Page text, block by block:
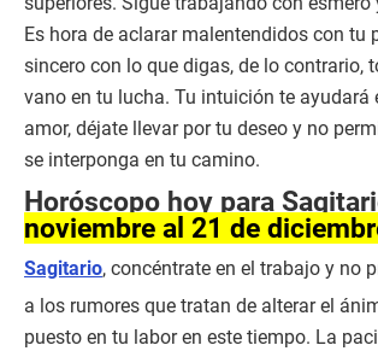
Es hora de aclarar malentendidos con tu
sincero con lo que digas, de lo contrario,
vano en tu lucha. Tu intuición te ayudará
amor, déjate llevar por tu deseo y no
se interponga en tu camino.
Horóscopo hoy para
noviembre al 21 de
Sagitario, concéntrate en el trabajo y no
a los rumores que tratan de alterar el
puesto en tu labor en este tiempo. La